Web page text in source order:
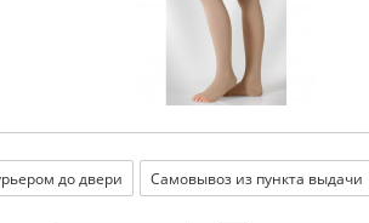
до двери Самовывоз из пункта выдачи